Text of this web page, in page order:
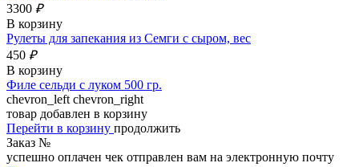
3300 ₽
В корзину
Рулеты для запекания из Семги с сыром, вес
450 ₽
В корзину
Филе сельди с луком 500 гр.
chevron_left chevron_right
товар добавлен в корзину
Перейти в корзину продолжить
Заказ №
успешно оплачен чек отправлен вам на электронную почту